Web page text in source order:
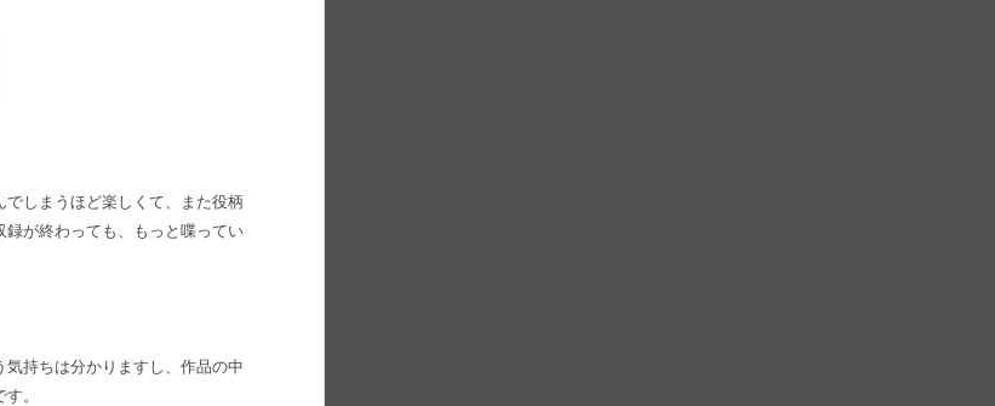
しまうほど楽しくて、また役柄
が終わっても、もっと喋ってい
持ちは分かりますし、作品の中
。